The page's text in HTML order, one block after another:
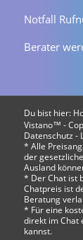
Notfall
Berater
Du bist hier:
Vistano™ -
Datenschutz -
* Alle
der
Ausland
* Der Chat ist
Chatpreis ist
Beratung
* Für eine
direkt im Chat
kannst.